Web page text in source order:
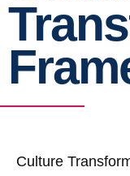
Culture